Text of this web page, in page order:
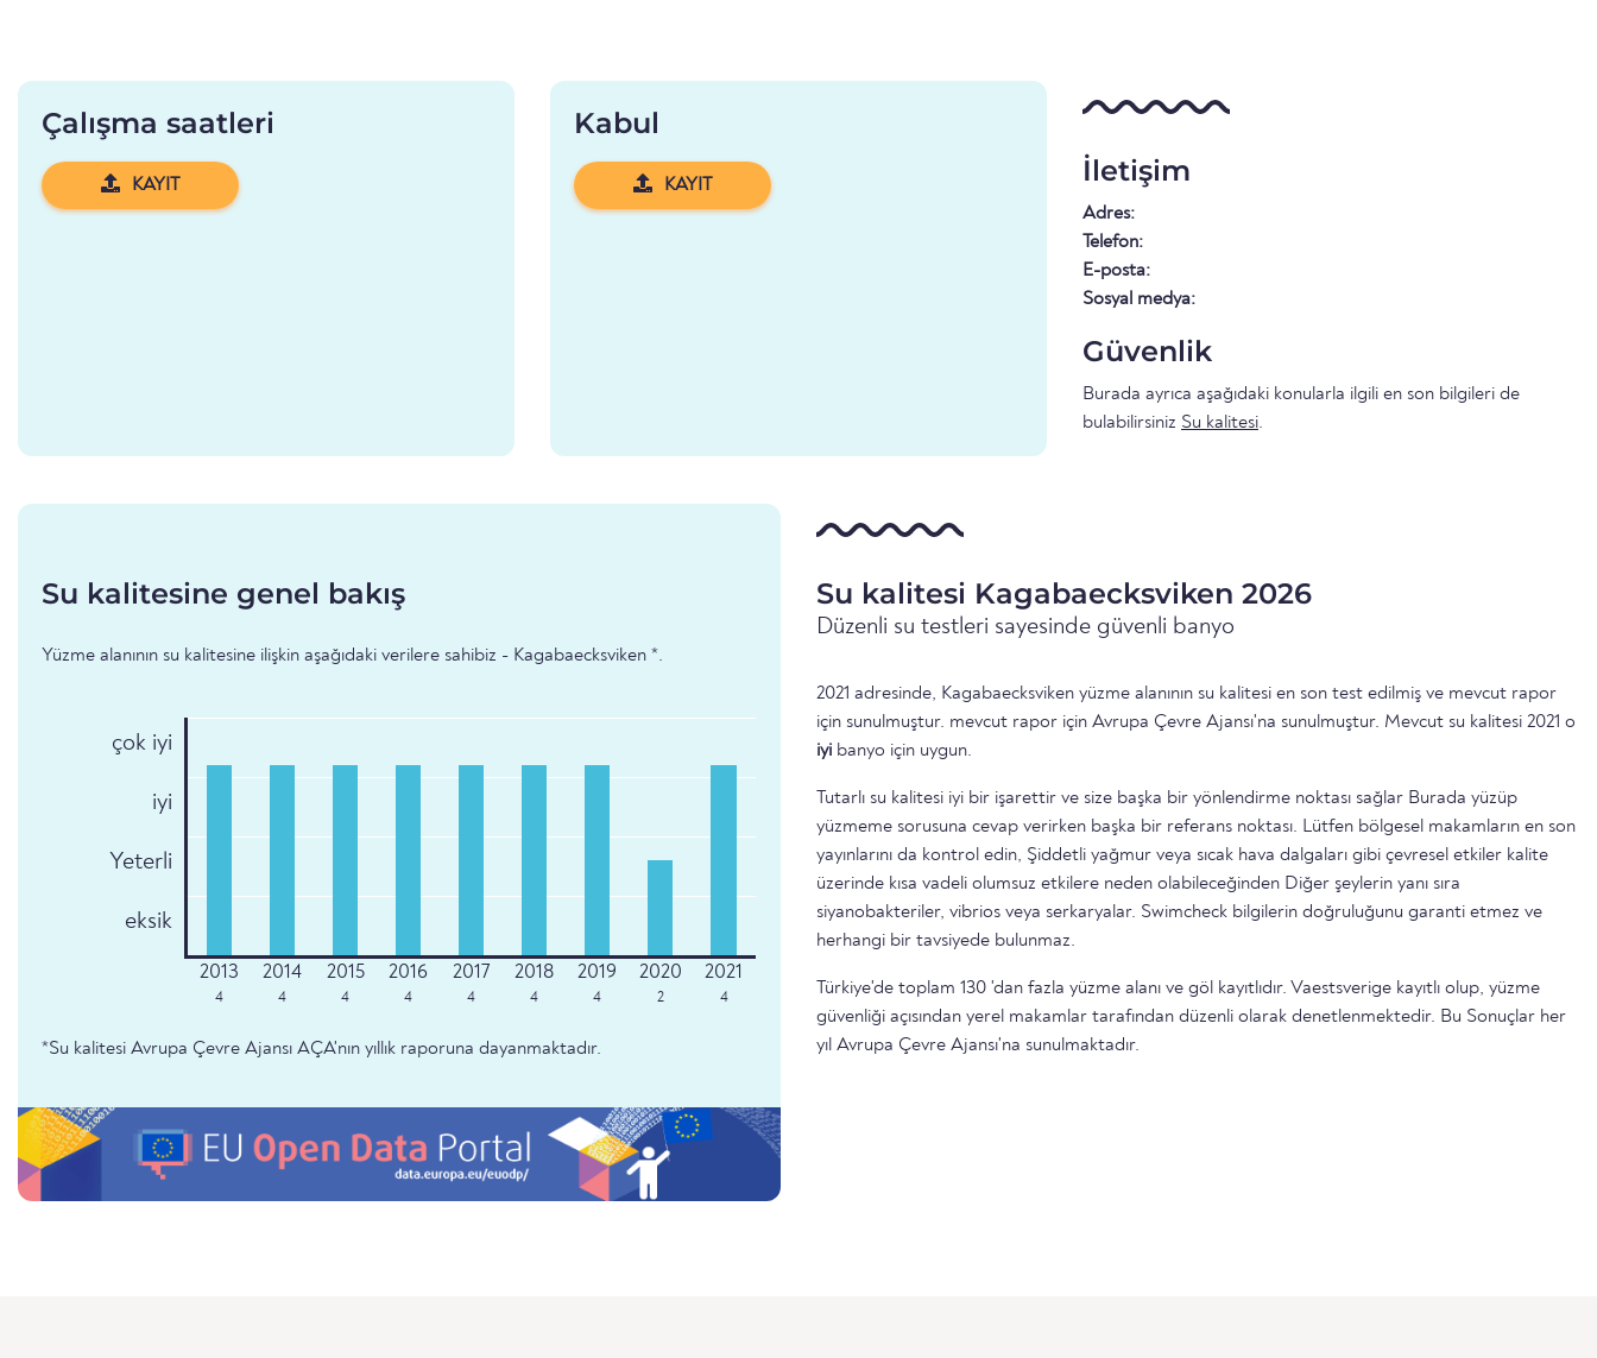
Çalışma saatleri
KAYIT
Kabul
KAYIT İletişim
Adres:
Telefon:
E-posta:
Sosyal medya:
Güvenlik
Burada ayrıca aşağıdaki konularla ilgili en son bilgileri de
bulabilirsiniz Su kalitesi.
Su kalitesine genel bakış
Yüzme alanının su kalitesine ilişkin aşağıdaki verilere sahibiz - Kagabaecksviken *.
çok iyi
iyi
Yeterli
eksik
4 4 4 4 4 4 4 2 4
*Su kalitesi Avrupa Çevre Ajansı AÇA'nın yıllık raporuna dayanmaktadır.
Su kalitesi Kagabaecksviken 2026
Düzenli su testleri sayesinde güvenli banyo
2021 adresinde, Kagabaecksviken yüzme alanının su kalitesi en son test edilmiş ve mevcut rapor
için sunulmuştur. mevcut rapor için Avrupa Çevre Ajansı'na sunulmuştur. Mevcut su kalitesi 2021 o
iyi banyo için uygun.
Tutarlı su kalitesi iyi bir işarettir ve size başka bir yönlendirme noktası sağlar Burada yüzüp
yüzmeme sorusuna cevap verirken başka bir referans noktası. Lütfen bölgesel makamların en son
yayınlarını da kontrol edin, Şiddetli yağmur veya sıcak hava dalgaları gibi çevresel etkiler kalite
üzerinde kısa vadeli olumsuz etkilere neden olabileceğinden Diğer şeylerin yanı sıra
siyanobakteriler, vibrios veya serkaryalar. Swimcheck bilgilerin doğruluğunu garanti etmez ve
herhangi bir tavsiyede bulunmaz.
Türkiye'de toplam 130 'dan fazla yüzme alanı ve göl kayıtlıdır. Vaestsverige kayıtlı olup, yüzme
güvenliği açısından yerel makamlar tarafından düzenli olarak denetlenmektedir. Bu Sonuçlar her
yıl Avrupa Çevre Ajansı'na sunulmaktadır.